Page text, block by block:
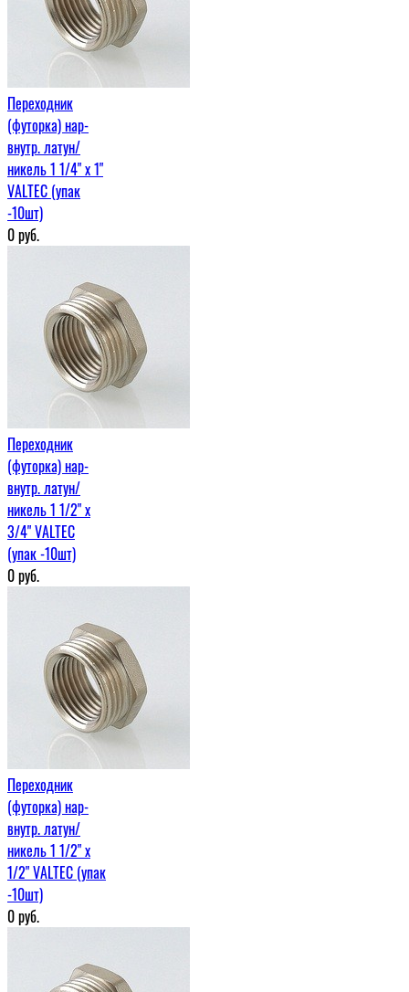
Переходник
(футорка) нар-
внутр. латун/
никель 1 1/4" х 1"
VALTEC (упак
-10шт)
0руб.
Переходник
(футорка) нар-
внутр. латун/
никель 1 1/2" х
3/4" VALTEC
(упак -10шт)
0руб.
Переходник
(футорка) нар-
внутр. латун/
никель 1 1/2" х
1/2" VALTEC (упак
-10шт)
0руб.